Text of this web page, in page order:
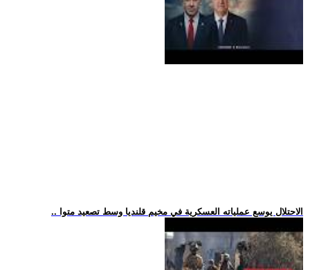
.. الاحتلال يوسع عملياته العسكرية في مخيم قلنديا وسط تصعيد متوا